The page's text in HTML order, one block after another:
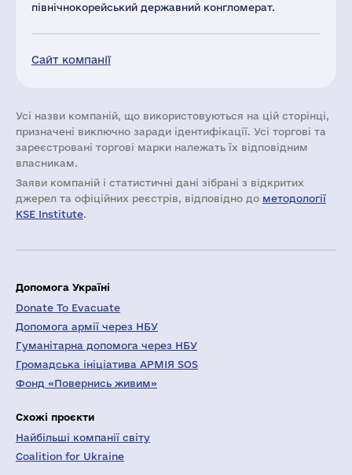
північнокорейський державний конгломерат.
Сайт компанії
Усі назви компаній, що використовуються на цій сторінці,
призначені виключно заради ідентифікації. Усі торгові та
зареєстровані торгові марки належать їх відповідним
власникам.
Заяви компаній i статистичні дані зібрані з відкритих
джерел та офіційних реєстрів, відповідно до методології
KSE Institute.
Допомога Україні
Donate To Evacuate
Допомога армії через НБУ
Гуманітарна допомога через НБУ
Громадська ініціатива АРМІЯ SOS
Фонд «Повернись живим»
Схожі проєкти
Найбільші компанії світу
Coalition for Ukraine